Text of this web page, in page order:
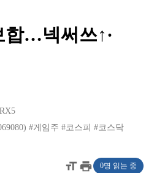
합…넥써쓰↑·
#게임주 #코스피 #코스닥
format_sizeprint 0명 읽는 중